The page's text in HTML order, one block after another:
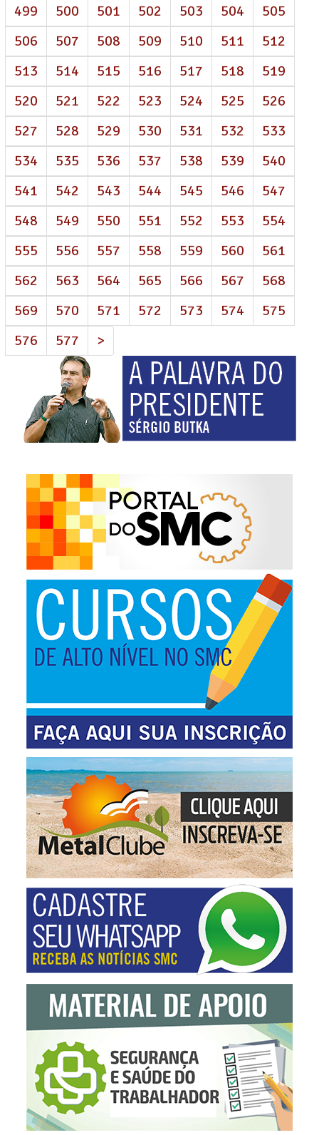
499 500 501 502 503 504
505
506
507 508 509 510 511
512
513
514 515 516 517 518
519
520
521 522 523 524 525
526
527
528 529 530 531 532
533
534
535 536 537 538 539
540
541
542 543 544 545 546
547
548
549 550 551 552 553
554
555
556 557 558 559 560
561
562
563 564 565 566 567
568
569
570 571 572 573 574
575
576
577 >